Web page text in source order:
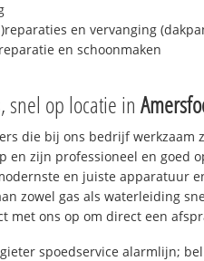
en vervanging
en schoonmaken
snel op locatie in
die bij ons bedrijf werkzaam
en zijn professioneel en goed
en juiste apparatuur
zowel gas als waterleiding
met ons op om direct een
spoedservice alarmlijn;